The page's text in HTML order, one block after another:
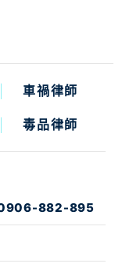
車禍律師
毒品律師
882-895